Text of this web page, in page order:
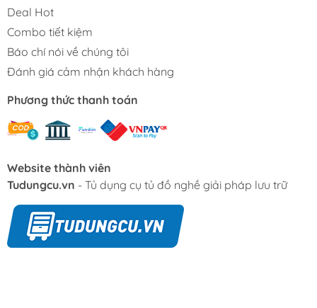
Deal Hot
Combo tiết kiệm
Báo chí nói về chúng tôi
Đánh giá cảm nhận khách hàng
Phương thức thanh toán
Website thành viên
Tudungcu.vn - Tủ dụng cụ tủ đồ nghề giải pháp lưu trữ